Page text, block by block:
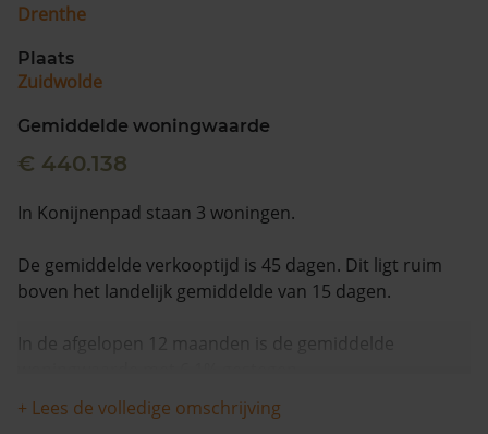
Drenthe
Plaats
Zuidwolde
Gemiddelde woningwaarde
€ 440.138
In Konijnenpad staan 3 woningen.
De gemiddelde verkooptijd is 45 dagen. Dit ligt ruim
boven het landelijk gemiddelde van 15 dagen.
In de afgelopen 12 maanden is de gemiddelde
+ Lees de volledige omschrijving